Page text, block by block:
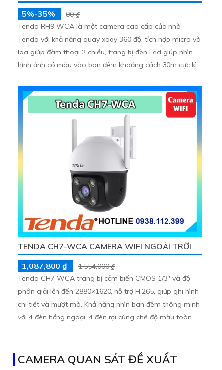
5%-35%
00 ₫
Tenda RH9-WCA là một camera cao cấp của nhà
Tenda với khả năng quay xoay 360 độ, tích hợp micro và
loa giúp đàm thoại 2 chiều, trang bị đèn Led giúp nhìn
hình ảnh có màu vào ban đêm khoảng cách 30m cực kì
TENDA CH7-WCA CAMERA WIFI NGOÀI TRỜI
1,087,800 ₫
1,554,000 ₫
Tenda CH7-WCA trang bị cảm biến CMOS 1/3" và độ
phân giải lên đến 2880×1620, hỗ trợ H.265, giúp ghi hình
chi tiết và mượt mà. Khả năng nhìn ban đêm thông minh
với 4 đèn hồng ngoại, 4 đèn rọi cùng chế độ màu toàn
CAMERA QUAN SÁT ĐỀ XUẤT